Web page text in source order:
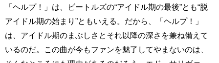
「ヘルプ！」は、ビートルズの“アイドル期の最後”とも“脱
アイドル期の始まり”ともいえる。だから、「ヘルプ！」
は、アイドル期のまぶしさとそれ以降の深さを兼ね備えて
いるのだ。この曲が今もファンを魅了してやまないのは、